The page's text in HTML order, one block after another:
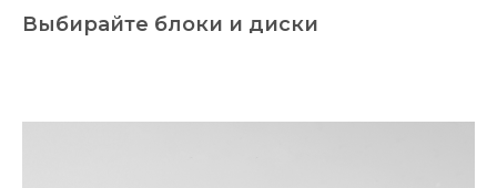
Выбирайте блоки и диски